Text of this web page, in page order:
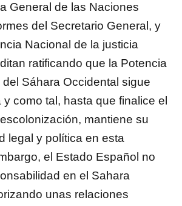
General de las Naciones
del Secretario General, y
Nacional de la justicia
ratificando que la Potencia
Sáhara Occidental sigue
como tal, hasta que finalice el
mantiene su
legal y política en esta
el Estado Español no
en el Sahara
unas relaciones